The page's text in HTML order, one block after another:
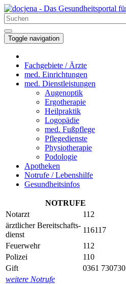
Toggle navigation
Fachgebiete / Ärzte
med. Einrichtungen
med. Dienstleistungen
Augenoptik
Ergotherapie
Heilpraktik
Logopädie
med. Fußpflege
Pflegedienste
Physiotherapie
Podologie
Apotheken
Notrufe / Lebenshilfe
Gesundheitsinfos
NOTRUFE
Notarzt
112
ärztlicher Bereitschafts-
dienst
116117
Feuerwehr
112
Polizei
110
Gift
0361 730730
weitere Notrufe